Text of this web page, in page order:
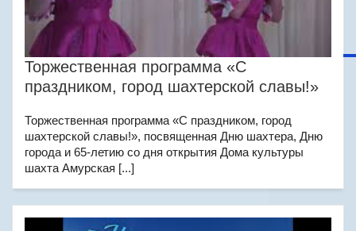
Торжественная программа «С
праздником, город шахтерской славы!»
Торжественная программа «С праздником, город
шахтерской славы!», посвященная Дню шахтера, Дню
города и 65-летию со дня открытия Дома культуры
шахта Амурская [...]